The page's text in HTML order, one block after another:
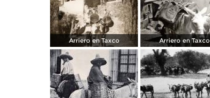
Arriero en Taxco Arriero en Taxco